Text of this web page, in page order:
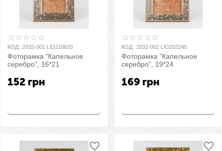
КОД: 2032-001 LID210633
Фоторамка "Капельное
серебро", 16*21
152 грн
КОД: 2032-002 LID202245
Фоторамка "Капельное
серебро", 19*24
169 грн